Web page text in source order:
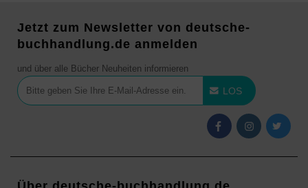
Jetzt zum Newsletter von deutsche-
buchhandlung.de anmelden
und über alle Bücher Neuheiten informieren
LOS